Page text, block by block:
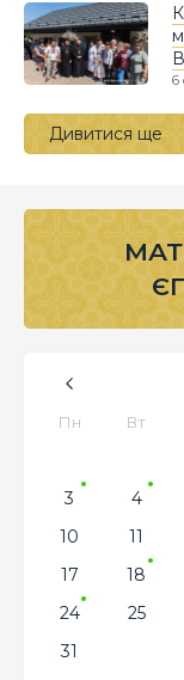
6
Дивитися ще
Пн Вт
3
4
10
11
17
18
24
25
31